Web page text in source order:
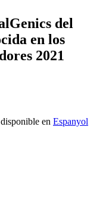
del
en los
2021
en Espanyol